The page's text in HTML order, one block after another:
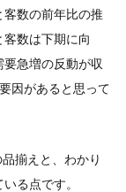
数の前年比の推
数は下期に向
急増の反動が収
因があると思って
揃えと、わかり
る点です。